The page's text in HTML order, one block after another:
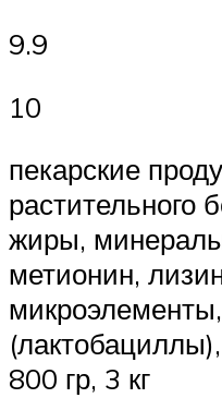
9.9
10
пекарские
растительного
жиры,
метионин,
800 гр, 3 кг